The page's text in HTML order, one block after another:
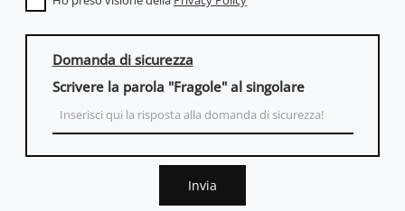
Domanda di sicurezza
Scrivere la parola "Fragole" al singolare
Invia